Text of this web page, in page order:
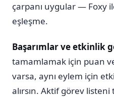
çarpanı uygular — Foxy
eşleşme.
Başarımlar ve etkinlik
tamamlamak için puan
varsa, aynı eylem için
alırsın. Aktif görev